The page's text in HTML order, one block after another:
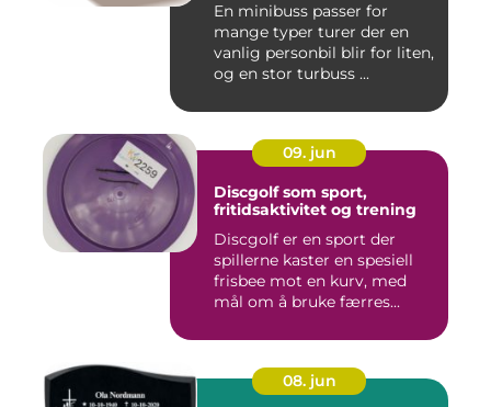
En minibuss passer for
mange typer turer der en
vanlig personbil blir for liten,
og en stor turbuss ...
09. jun
Discgolf som sport,
fritidsaktivitet og trening
Discgolf er en sport der
spillerne kaster en spesiell
frisbee mot en kurv, med
mål om å bruke færres...
08. jun